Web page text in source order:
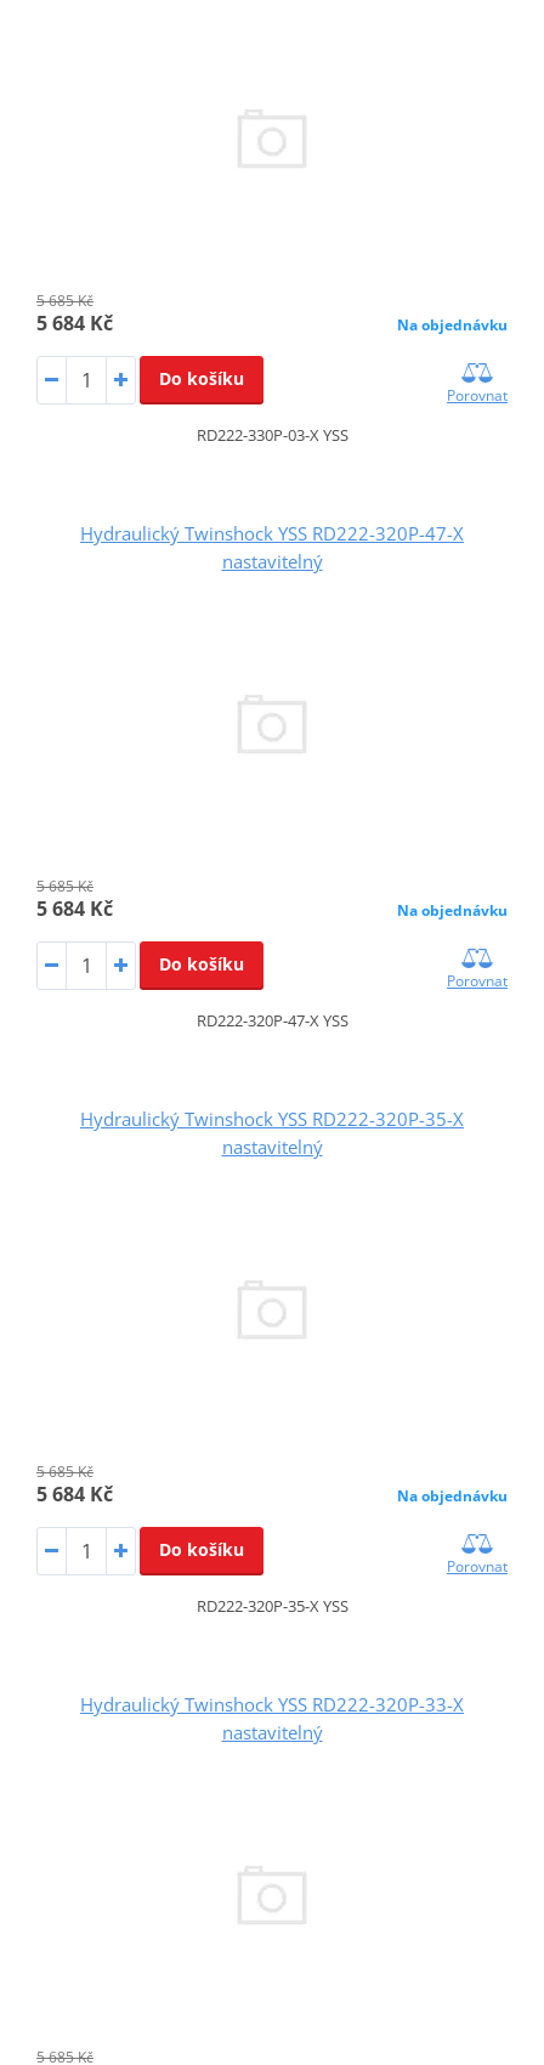
5 685 Kč
5 684 Kč Na objednávku
Do košíku
Porovnat
RD222-330P-03-X YSS
Hydraulický Twinshock YSS RD222-320P-47-X
nastavitelný
5 685 Kč
5 684 Kč Na objednávku
Do košíku
Porovnat
RD222-320P-47-X YSS
Hydraulický Twinshock YSS RD222-320P-35-X
nastavitelný
5 685 Kč
5 684 Kč Na objednávku
Do košíku
Porovnat
RD222-320P-35-X YSS
Hydraulický Twinshock YSS RD222-320P-33-X
nastavitelný
5 685 Kč